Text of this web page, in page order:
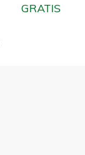
GRATIS